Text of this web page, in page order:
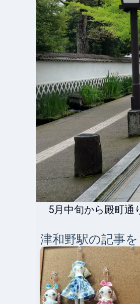
5月中旬から殿町通
津和野駅の記事